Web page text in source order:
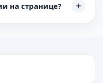
на странице?